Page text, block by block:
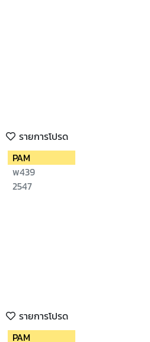
รายการโปรด
PAM
พ439
2547
รายการโปรด
PAM